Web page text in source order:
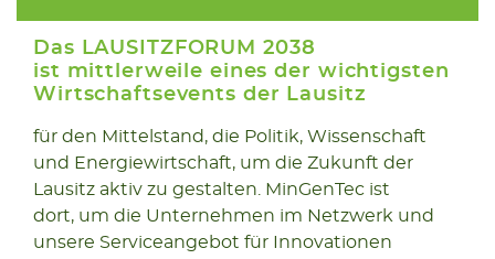
05.11
2025
Das LAUSITZFORUM 2038
ist mittlerweile eines der wichtigsten
Wirtschaftsevents der Lausitz
für den Mittelstand, die Politik, Wissenschaft
und Energiewirtschaft, um die Zukunft der
Lausitz aktiv zu gestalten. MinGenTec ist
dort, um die Unternehmen im Netzwerk und
unsere Serviceangebot für Innovationen